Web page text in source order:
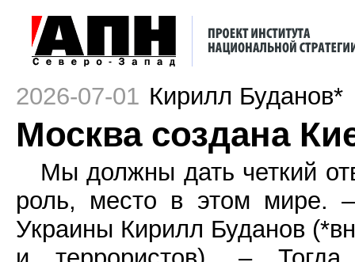
2026-07-01 Кирилл Буданов*
Москва создана
Мы должны дать четкий
роль, место в этом мире.
Украины Кирилл Буданов